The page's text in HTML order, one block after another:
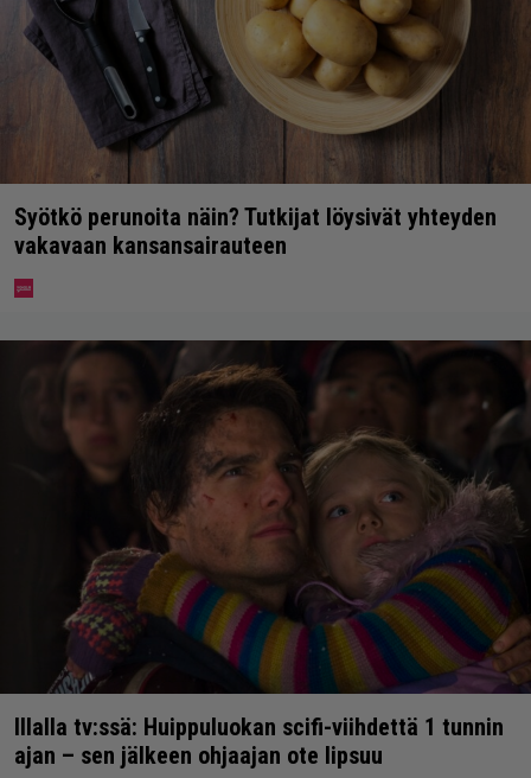
Syötkö perunoita näin? Tutkijat löysivät yhteyden
vakavaan kansansairauteen
Illalla tv:ssä: Huippuluokan scifi-viihdettä 1 tunnin
ajan – sen jälkeen ohjaajan ote lipsuu